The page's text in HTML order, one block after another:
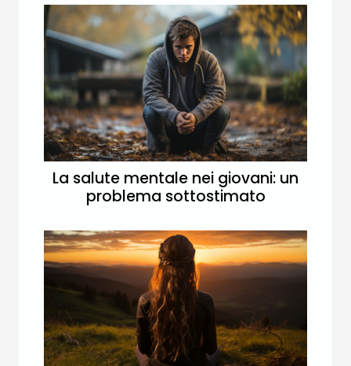
La salute mentale nei giovani: un
problema sottostimato